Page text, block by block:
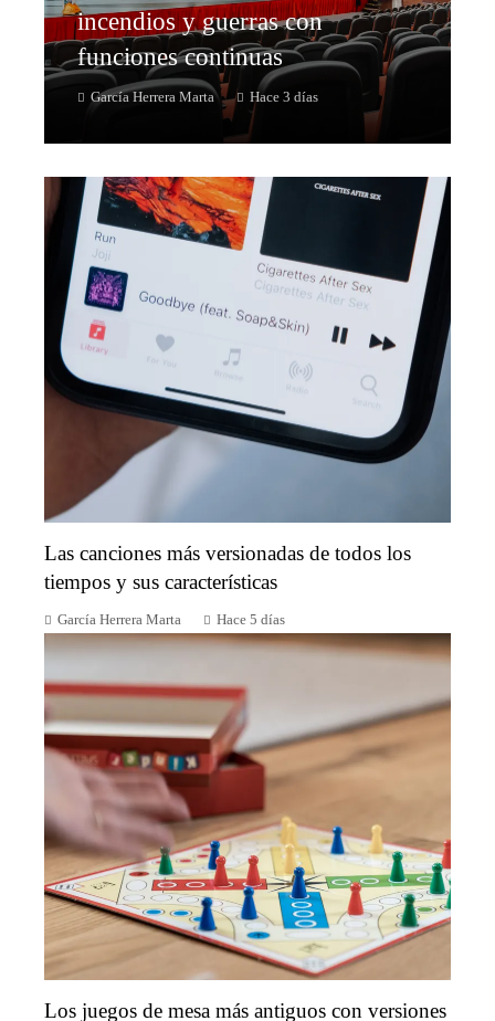
incendios y guerras con
funciones continuas
García Herrera Marta Hace 3 días
Las canciones más versionadas de todos los
tiempos y sus características
García Herrera Marta Hace 5 días
Los juegos de mesa más antiguos con versiones